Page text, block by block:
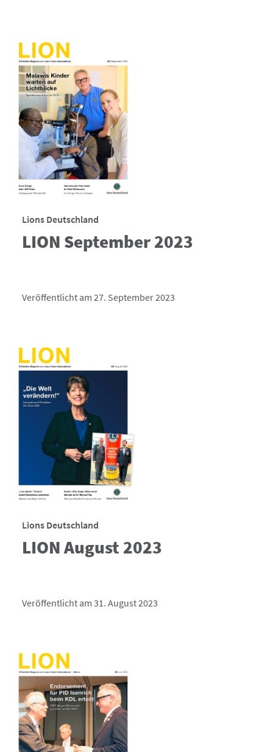
Lions Deutschland
LION September 2023
Veröffentlicht am 27. September 2023
Lions Deutschland
LION August 2023
Veröffentlicht am 31. August 2023